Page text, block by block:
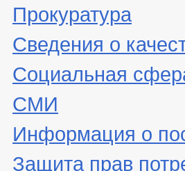
Прокуратура
Сведения о
Социальная
СМИ
Информация о
Защита прав